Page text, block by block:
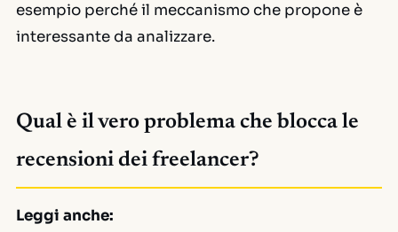
esempio perché il meccanismo che propone è
interessante da analizzare.
Qual è il vero problema che blocca le
recensioni dei freelancer?
Leggi anche: